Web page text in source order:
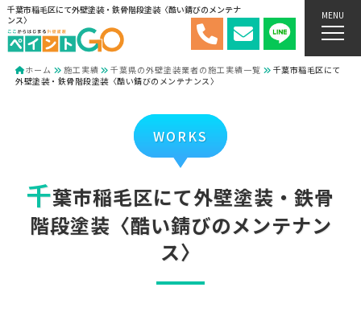
千葉市稲毛区にて外壁塗装・鉄骨階段塗装〈酷い錆びのメンテナ
ンス〉
MENU
ホーム 施工実績 千葉県の外壁塗装業者の施工実績一覧
千葉市稲毛区にて
外壁塗装・鉄骨階段塗装〈酷い錆びのメンテナンス〉
WORKS
千葉市稲毛区にて外壁塗装・鉄骨
階段塗装〈酷い錆びのメンテナン
ス〉